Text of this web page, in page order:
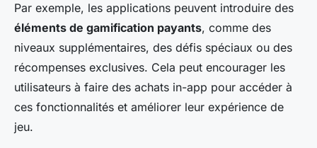
Par exemple, les applications peuvent introduire des
éléments de gamification payants, comme des
niveaux supplémentaires, des défis spéciaux ou des
récompenses exclusives. Cela peut encourager les
utilisateurs à faire des achats in-app pour accéder à
ces fonctionnalités et améliorer leur expérience de
jeu.